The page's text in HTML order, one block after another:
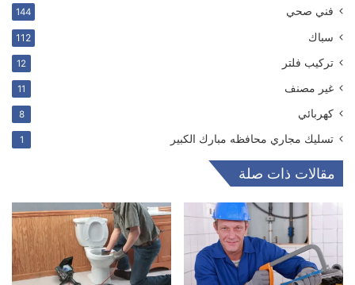
فني صحي 144
سباك 112
ترکیب فلتر 12
غير مصنف 11
كهربائي 8
تسليك مجاري محافظه مبارك الكبير 1
مقالات ذات صلة